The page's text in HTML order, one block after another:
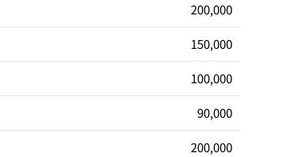
200,000
150,000
100,000
90,000
200,000